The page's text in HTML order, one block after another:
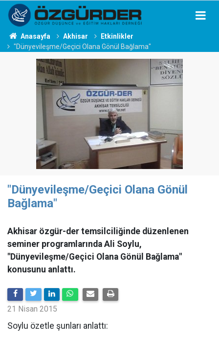
Anasayfa Akhisar
Etkinlikler
"Dünyevileşme/Geçici Olana Gönül Bağlama"
"Dünyevileşme/Geçici Olana Gönül
Bağlama"
Akhisar özgür-der temsilciliğinde düzenlenen
seminer programlarında Ali Soylu,
"Dünyevileşme/Geçici Olana Gönül Bağlama"
konusunu anlattı.
21 Nisan 2015
Soylu özetle şunları anlattı: